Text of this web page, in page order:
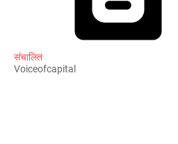
संचालित
Voiceofcapital